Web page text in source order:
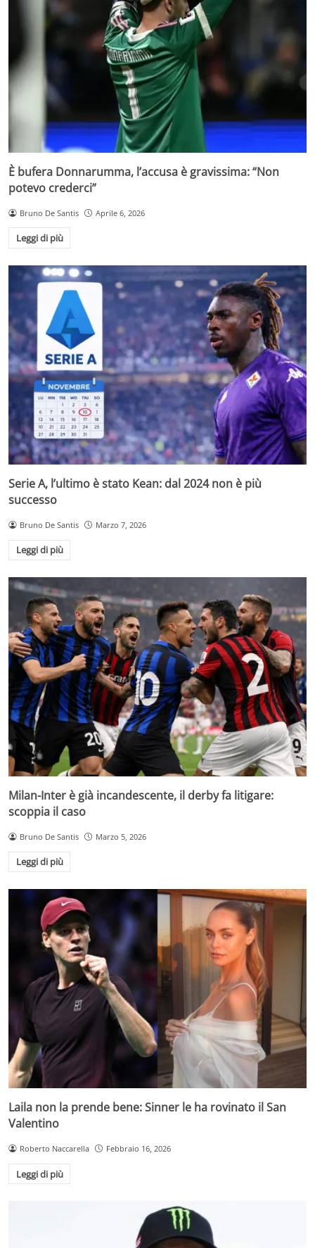
È bufera Donnarumma, l’accusa è gravissima: “Non
potevo crederci”
Bruno De Santis Aprile 6, 2026
Leggi di più
Serie A, l’ultimo è stato Kean: dal 2024 non è più
successo
Bruno De Santis Marzo 7, 2026
Leggi di più
Milan-Inter è già incandescente, il derby fa litigare:
scoppia il caso
Bruno De Santis Marzo 5, 2026
Leggi di più
Laila non la prende bene: Sinner le ha rovinato il San
Valentino
Roberto Naccarella Febbraio 16, 2026
Leggi di più